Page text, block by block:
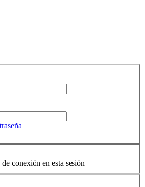
conexión en esta sesión